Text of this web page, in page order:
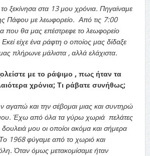
ξεκίνησα στα 13 μου χρόνια. Πηγαίναμε
Πάφου με λεωφορείο. Από τις 7:00
που θα μας επέστρεφε το λεωφορείο
είχε ένα ράφτη ο οποίος μας δίδαξε
πλήρωνε μάλιστα , αλλά ελάχιστα.
με το ράψιμο , πως ήταν τα
χρόνια; Τι ράβατε συνήθως;
αγαπώ και την σέβομαι μιας και συντηρώ
μου. Έχω από όλα τα γύρω χωριά πελάτες
μου οι οποίοι ακόμα και σήμερα
1968 φύγαμε από το χωριό και
Όταν όμως μετακομίσαμε ήταν